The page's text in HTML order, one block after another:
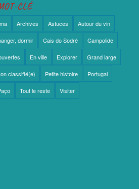
CLÉ
Archives Astuces Autour du vin
dormir Cais do Sodré Campolide
En ville Explorer Grand large
classifié(e) Petite histoire Portugal
Tout le reste Visiter